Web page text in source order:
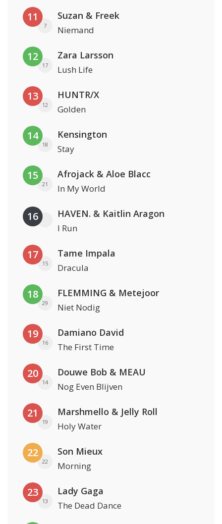
11
7
Suzan & Freek
Niemand
12
17
Zara Larsson
Lush Life
13
12
HUNTR/X
Golden
14
18
Kensington
Stay
15
21
Afrojack & Aloe Blacc
In My World
16 HAVEN. & Kaitlin Aragon
I Run
17
15
Tame Impala
Dracula
18
29
FLEMMING & Metejoor
Niet Nodig
19
16
Damiano David
The First Time
20
14
Douwe Bob & MEAU
Nog Even Blijven
21
19
Marshmello & Jelly Roll
Holy Water
22
22
Son Mieux
Morning
23
13
Lady Gaga
The Dead Dance